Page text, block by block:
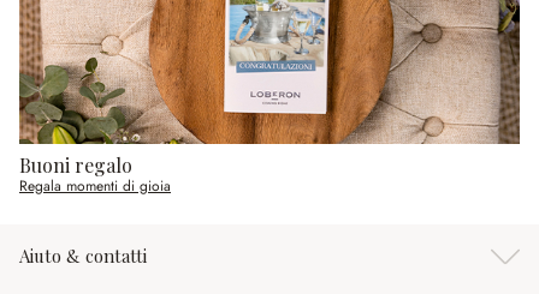
Buoni regalo
Regala momenti di gioia
Aiuto & contatti